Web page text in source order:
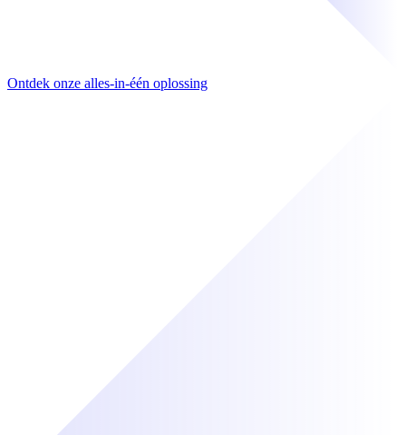
Ontdek onze alles-in-één oplossing